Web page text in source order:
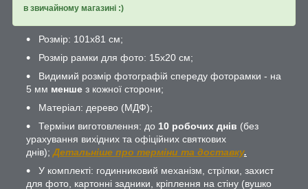
в звичайному магазині :)
Розмір: 101х81 см;
Розмір рамки для фото: 15х20 см;
Видимий розмір фотографій спереду фоторамки - на
5 мм менше з кожної сторони;
Матеріал: дерево (МДФ);
Терміни виготовлення: до 10 робочих днів (без
урахування вихідних та офіційних святкових
днів); Детальніше про терміни та доставку.
У комплекті: годинниковий механізм, стрілки, захист
для фото, картонні задники, кріплення на стіну (вушко